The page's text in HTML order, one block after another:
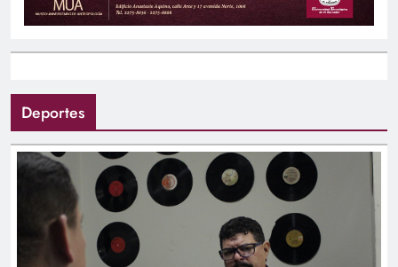
Deportes